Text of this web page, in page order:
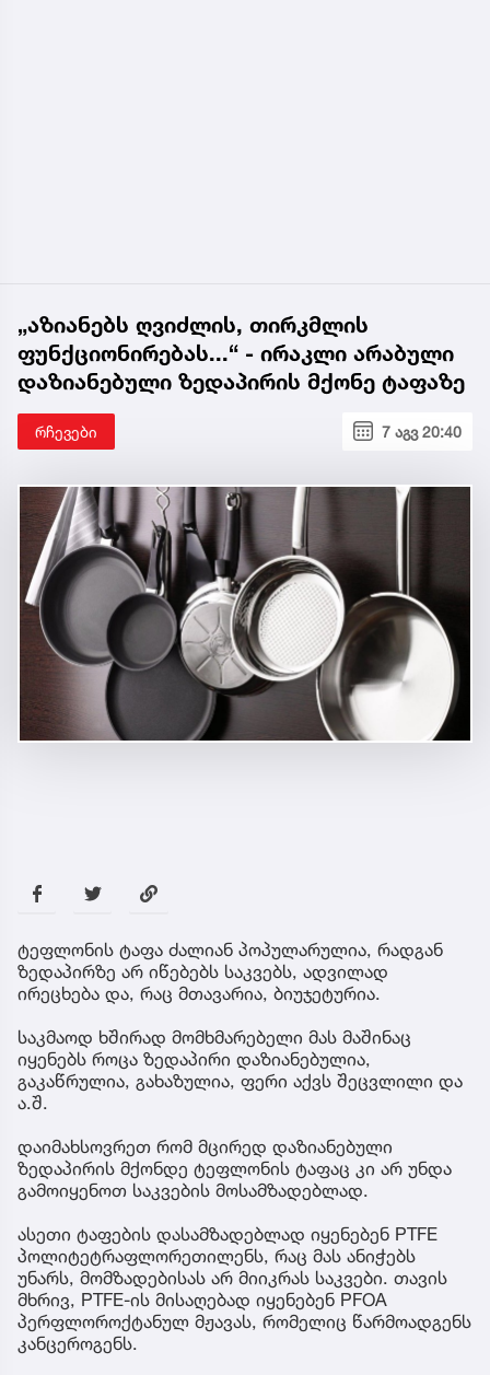
„აზიანებს ღვიძლის, თირკმლის
ფუნქციონირებას...“ - ირაკლი არაბული
დაზიანებული ზედაპირის მქონე ტაფაზე
რჩევები 7 აგვ 20:40
ტეფლონის ტაფა ძალიან პოპულარულია, რადგან
ზედაპირზე არ იწებებს საკვებს, ადვილად
ირეცხება და, რაც მთავარია, ბიუჯეტურია.
საკმაოდ ხშირად მომხმარებელი მას მაშინაც
იყენებს როცა ზედაპირი დაზიანებულია,
გაკაწრულია, გახაზულია, ფერი აქვს შეცვლილი და
ა.შ.
დაიმახსოვრეთ რომ მცირედ დაზიანებული
ზედაპირის მქონდე ტეფლონის ტაფაც კი არ უნდა
გამოიყენოთ საკვების მოსამზადებლად.
ასეთი ტაფების დასამზადებლად იყენებენ PTFE
პოლიტეტრაფლორეთილენს, რაც მას ანიჭებს
უნარს, მომზადებისას არ მიიკრას საკვები. თავის
მხრივ, PTFE-ის მისაღებად იყენებენ PFOA
პერფლოროქტანულ მჟავას, რომელიც წარმოადგენს
კანცეროგენს.